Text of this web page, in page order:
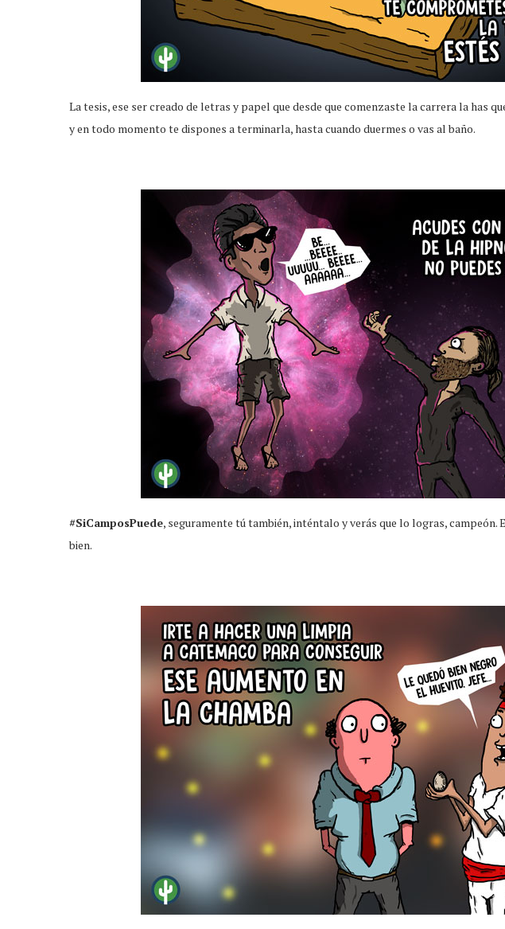
La tesis, ese ser creado de letras y papel que desde que comenzaste la carrera la has
y en todo momento te dispones a terminarla, hasta cuando duermes o vas al baño.
#SiCamposPuede, seguramente tú también, inténtalo y verás que lo logras, campeón.
bien.